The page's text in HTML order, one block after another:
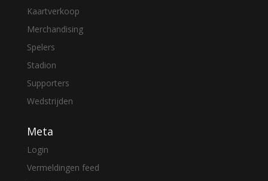
Kaartverkoop
Merchandising
Spelers
Stadion
Supporters
Wedstrijden
Meta
Login
Vermeldingen feed